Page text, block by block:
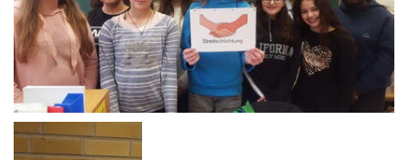
Berufsvorbereitung
Sek
II
Allgemeine
Infos
zur